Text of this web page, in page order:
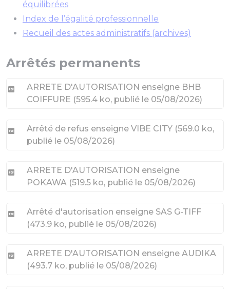
équilibrées
Index de l’égalité professionnelle
Recueil des actes administratifs (archives)
Arrêtés permanents
ARRETE D'AUTORISATION enseigne BHB
COIFFURE (595.4 ko, publié le 05/08/2026)
Arrêté de refus enseigne VIBE CITY (569.0 ko,
publié le 05/08/2026)
ARRETE D'AUTORISATION enseigne
POKAWA (519.5 ko, publié le 05/08/2026)
Arrêté d'autorisation enseigne SAS G-TIFF
(473.9 ko, publié le 05/08/2026)
ARRETE D'AUTORISATION enseigne AUDIKA
(493.7 ko, publié le 05/08/2026)